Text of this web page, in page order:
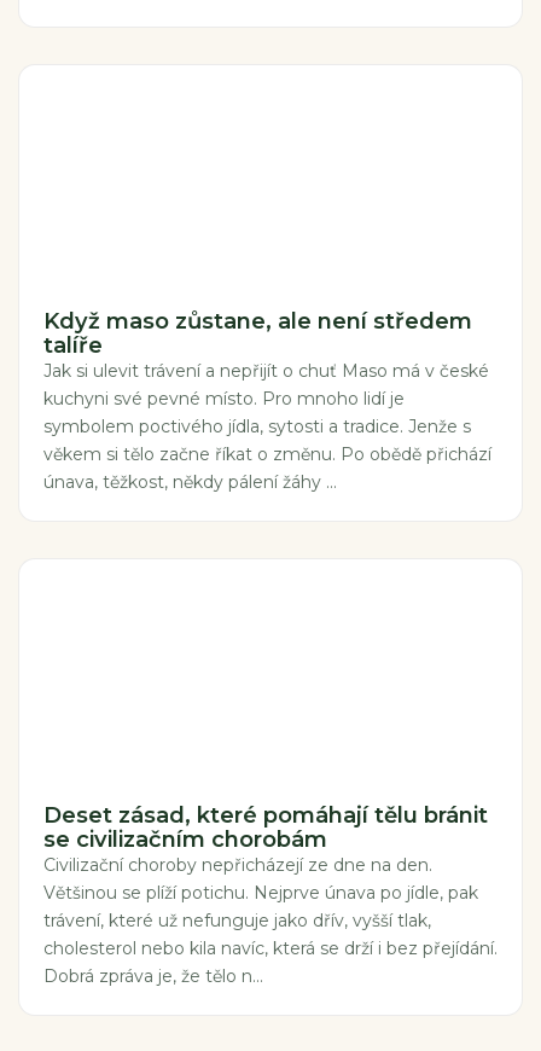
Když maso zůstane, ale není středem
talíře
Jak si ulevit trávení a nepřijít o chuť Maso má v české
kuchyni své pevné místo. Pro mnoho lidí je
symbolem poctivého jídla, sytosti a tradice. Jenže s
věkem si tělo začne říkat o změnu. Po obědě přichází
únava, těžkost, někdy pálení žáhy ...
Deset zásad, které pomáhají tělu bránit
se civilizačním chorobám
Civilizační choroby nepřicházejí ze dne na den.
Většinou se plíží potichu. Nejprve únava po jídle, pak
trávení, které už nefunguje jako dřív, vyšší tlak,
cholesterol nebo kila navíc, která se drží i bez přejídání.
Dobrá zpráva je, že tělo n...